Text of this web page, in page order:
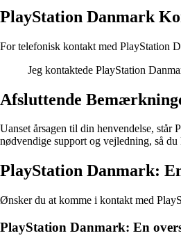
PlayStation Danmark
For telefonisk kontakt med PlayStation
Jeg kontaktede PlayStation
Afsluttende
Uanset årsagen til din henvendelse,
nødvendige support og vejledning, så
PlayStation Danmark:
Ønsker du at komme i kontakt med
PlayStation Danmark: En